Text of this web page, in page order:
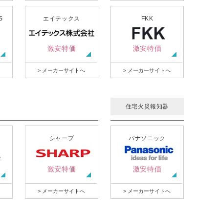
エイテックス
激安特価
> メーカーサイトへ
FKK
激安特価
> メーカーサイトへ
住宅火災報知器
シャープ
激安特価
> メーカーサイトへ
パナソニック
激安特価
> メーカーサイトへ